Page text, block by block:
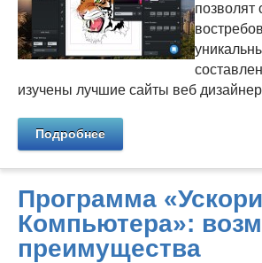
позволят
изучены лучшие сайты веб
Подробнее
Программа
Компьютера»:
преимущества